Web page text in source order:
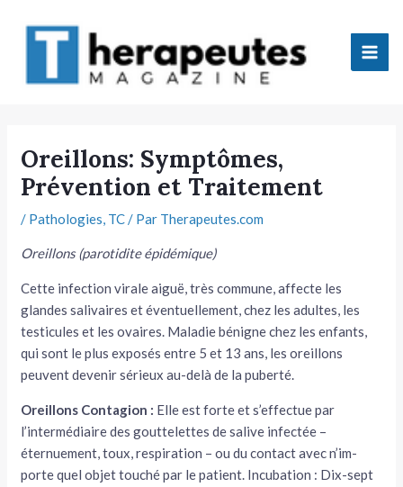
Oreillons: Symptômes,
Prévention et Traitement
/ Pathologies, TC/ Par Therapeutes.com
Oreillons (parotidite épidémique)
Cette infection virale aiguë, très commune, affecte les
glandes salivaires et éventuellement, chez les adultes, les
testicules et les ovaires. Maladie bénigne chez les enfants,
qui sont le plus exposés entre 5 et 13 ans, les oreillons
peuvent devenir sérieux au-delà de la puberté.
Oreillons Contagion : Elle est forte et s’effectue par
l’intermédiaire des gouttelettes de salive infectée –
éternuement, toux, respiration – ou du contact avec n’im­
porte quel objet touché par le patient. Incubation : Dix-sept